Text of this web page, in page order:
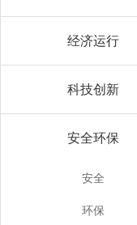
经济运行
科技创新
安全环保
安全
环保